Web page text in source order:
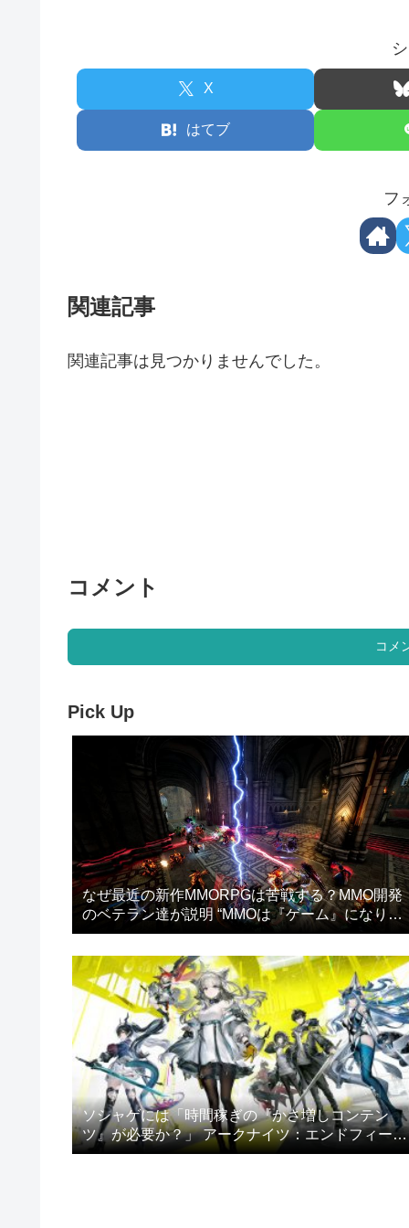
X
はてブ
フ
関連記事
関連記事は見つかりませんでした。
コメント
コメ
Pick Up
なぜ最近の新作MMORPGは苦戦する？MMO開発
のベテラン達が説明 “MMOは『ゲーム』になりす
ぎた”
ソシャゲには「時間稼ぎの『かさ増しコンテン
ツ』が必要か？」 アークナイツ：エンドフィール
ドのプレイヤー達が議論